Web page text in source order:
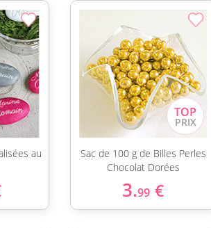
au
Sac de 100 g de Billes Perles
Chocolat Dorées
3.99 €